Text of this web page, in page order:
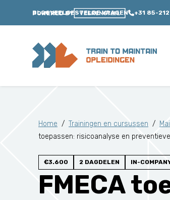
BLOGVEELGESTELDE VRAGEN +31 85-
POWERED BY
Home / Trainingen en cursussen /
toepassen: risicoanalyse en
€3.600 2 DAGDELEN IN-
FMECA